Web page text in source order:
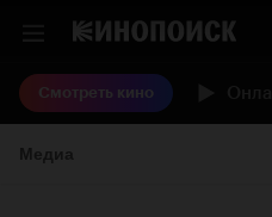
Смотреть кино